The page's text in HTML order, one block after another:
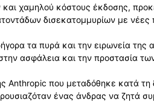
χαμηλού κόστους έκδοσης,
δισεκατομμυρίων με νέες
τα πυρά και την ειρωνεία της
ασφάλεια και την προστασία
Anthropic που μεταδόθηκε κατά τη
ένας άνδρας να ζητά